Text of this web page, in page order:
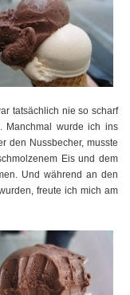
tatsächlich nie so scharf
Manchmal wurde ich ins
den Nussbecher, musste
Eis und dem
Und während an den
freute ich mich am